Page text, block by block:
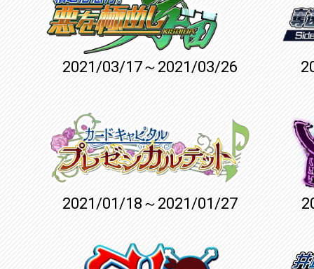
2021/03/17～2021/03/26
2021/01/18～2021/01/27